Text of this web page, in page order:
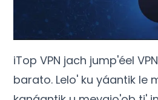
iTop VPN jach jump'éel
barato. Lelo' ku yáantik le